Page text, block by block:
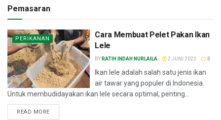
Pemasaran
PERIKANAN
Cara Membuat Pelet Pakan Ikan
Lele
BY RATIH INDAH NURLAILA 2 JUNI 2023 0
Ikan lele adalah salah satu jenis ikan
air tawar yang populer di Indonesia.
Untuk membudidayakan ikan lele secara optimal, penting...
READ MORE